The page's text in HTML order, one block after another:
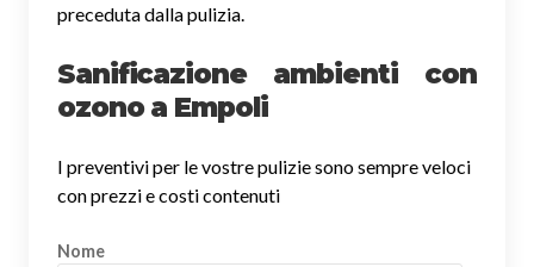
preceduta dalla pulizia.
Sanificazione ambienti con
ozono a Empoli
I preventivi per le vostre pulizie sono sempre veloci
con prezzi e costi contenuti
Nome